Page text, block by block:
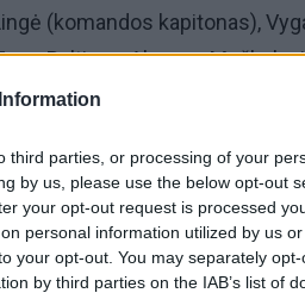
third parties, or processing of your
by us, please use the below opt-out
your opt-out request is processed
personal information utilized by us
your opt-out. You may separately
by third parties on the IAB’s list of
(komandos kapitonas),
Baltinas, Aloyzas
Šimkevičius, Viktoras
46:43 įveikė Kėdainių
Statybos“ komandos